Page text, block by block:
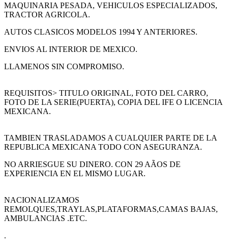
MAQUINARIA PESADA, VEHICULOS ESPECIALIZADOS,
TRACTOR AGRICOLA.
AUTOS CLASICOS MODELOS 1994 Y ANTERIORES.
ENVIOS AL INTERIOR DE MEXICO.
LLAMENOS SIN COMPROMISO.
REQUISITOS> TITULO ORIGINAL, FOTO DEL CARRO,
FOTO DE LA SERIE(PUERTA), COPIA DEL IFE O LICENCIA
MEXICANA.
TAMBIEN TRASLADAMOS A CUALQUIER PARTE DE LA
REPUBLICA MEXICANA TODO CON ASEGURANZA.
NO ARRIESGUE SU DINERO. CON 29 AÃOS DE
EXPERIENCIA EN EL MISMO LUGAR.
NACIONALIZAMOS
REMOLQUES,TRAYLAS,PLATAFORMAS,CAMAS BAJAS,
AMBULANCIAS .ETC.
.